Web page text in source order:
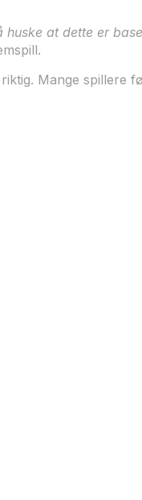
huske at dette er
Mange spillere